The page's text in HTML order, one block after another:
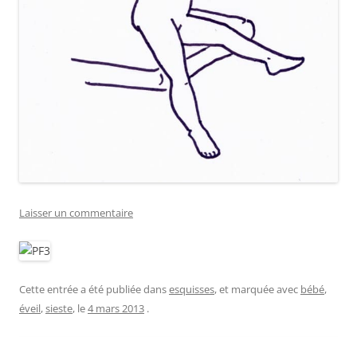
Laisser un commentaire
Cette entrée a été publiée dansesquisses, et marquée avec bébé,
éveil,sieste, le4 mars 2013 .